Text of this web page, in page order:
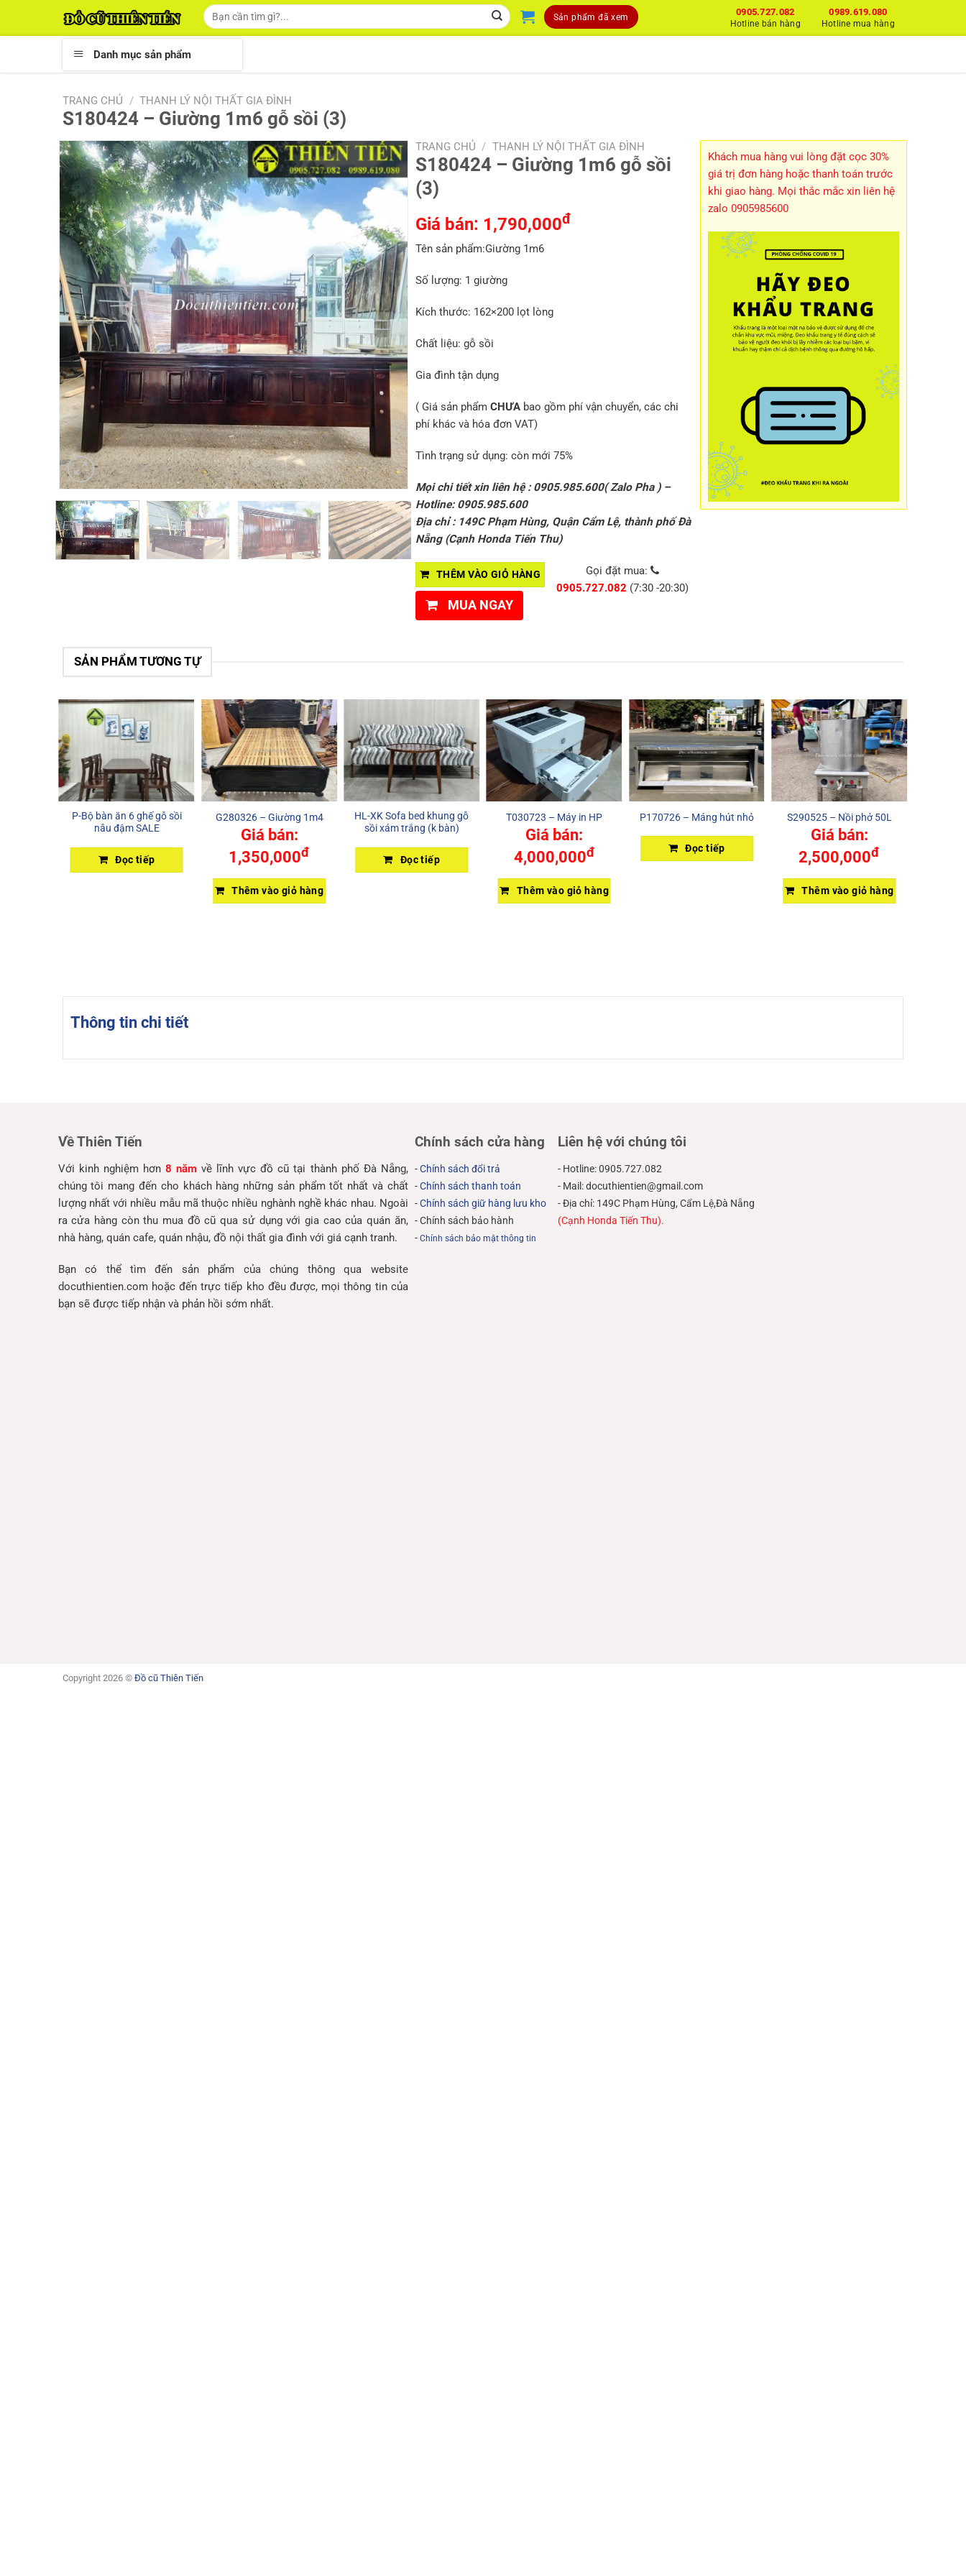
Tìm
kiếm:
Sản phẩm đã xem 0989.619.080
Hotline mua hàng
0905.727.082
Hotline bán hàng
Danh mục sản phẩm
TRANG CHỦ / THANH LÝ NỘI THẤT GIA ĐÌNH
S180424 – Giường 1m6 gỗ sồi (3)
TRANG CHỦ / THANH LÝ NỘI THẤT GIA ĐÌNH
S180424 – Giường 1m6 gỗ sồi
(3)
Giá bán: 1,790,000đ
Tên sản phẩm:Giường 1m6
Số lượng: 1 giường
Kích thước: 162×200 lọt lòng
Chất liệu: gỗ sồi
Gia đình tận dụng
( Giá sản phẩm CHƯAbao gồm phí vận chuyển, các chi
phí khác và hóa đơn VAT)
Tình trạng sử dụng: còn mới 75%
Mọi chi tiết xin liên hệ : 0905.985.600( Zalo Pha ) –
Hotline: 0905.985.600
Địa chỉ : 149C Phạm Hùng, Quận Cẩm Lệ, thành phố Đà
Nẵng (Cạnh Honda Tiến Thu)
THÊM VÀO GIỎ HÀNG
MUA NGAY
Gọi đặt mua:
0905.727.082 (7:30 -20:30)
Khách mua hàng vui lòng đặt cọc 30%
giá trị đơn hàng hoặc thanh toán trước
khi giao hàng. Mọi thắc mắc xin liên hệ
zalo 0905985600
SẢN PHẨM TƯƠNG TỰ
P-Bộ bàn ăn 6 ghế gỗ sồi
nâu đậm SALE
Đọc tiếp
G280326 – Giường 1m4
Giá bán:
1,350,000đ
Thêm vào giỏ hàng
HL-XK Sofa bed khung gỗ
sồi xám trắng (k bàn)
Đọc tiếp
T030723 – Máy in HP
Giá bán:
4,000,000đ
Thêm vào giỏ hàng
P170726 – Máng hút nhỏ
Đọc tiếp
S290525 – Nồi phở 50L
Giá bán:
2,500,000đ
Thêm vào giỏ hàng
Thông tin chi tiết
Về Thiên Tiến
Với kinh nghiệm hơn 8 nămvề lĩnh vực đồ cũ tại thành phố Đà Nẵng,
chúng tôi mang đến cho khách hàng những sản phẩm tốt nhất và chất
lượng nhất với nhiều mẫu mã thuộc nhiều nghành nghề khác nhau. Ngoài
ra cửa hàng còn thu mua đồ cũ qua sử dụng với gia cao của quán ăn,
nhà hàng, quán cafe, quán nhậu, đồ nội thất gia đình với giá cạnh tranh.
Bạn có thể tìm đến sản phẩm của chúng thông qua website
docuthientien.com hoặc đến trực tiếp kho đều được, mọi thông tin của
bạn sẽ được tiếp nhận và phản hồi sớm nhất.
Chính sách cửa hàng
-Chính sách đổi trả
-Chính sách thanh toán
-Chính sách giữ hàng lưu kho
- Chính sách bảo hành
-Chính sách bảo mật thông tin
Liên hệ với chúng tôi
- Hotline: 0905.727.082
- Mail: docuthientien@gmail.com
- Địa chỉ: 149C Phạm Hùng, Cẩm Lệ,Đà Nẵng
(Cạnh Honda Tiến Thu).
Copyright 2026 © Đồ cũ Thiên Tiến